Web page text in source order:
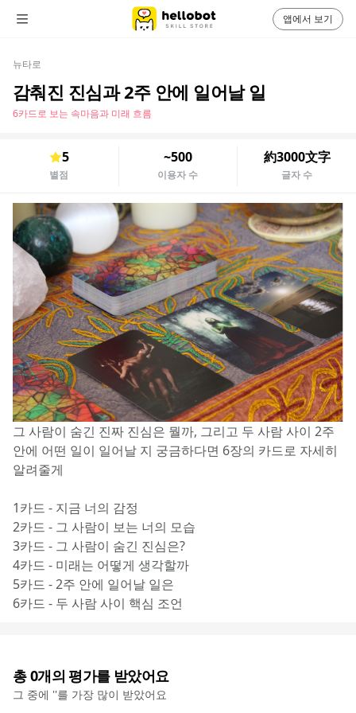
뉴타로
감춰진 진심과 2주 안에 일어날 일
6카드로 보는 속마음과 미래 흐름
5
별점
~500
이용자 수
約3000文字
글자 수
그 사람이 숨긴 진짜 진심은 뭘까, 그리고 두 사람 사이 2주
안에 어떤 일이 일어날 지 궁금하다면 6장의 카드로 자세히
알려줄게
1카드 - 지금 너의 감정
2카드 - 그 사람이 보는 너의 모습
3카드 - 그 사람이 숨긴 진심은?
4카드 - 미래는 어떻게 생각할까
5카드 - 2주 안에 일어날 일은
6카드 - 두 사람 사이 핵심 조언
총0개의 평가를 받았어요
그 중에 ''를 가장 많이 받았어요
앱에서 보기